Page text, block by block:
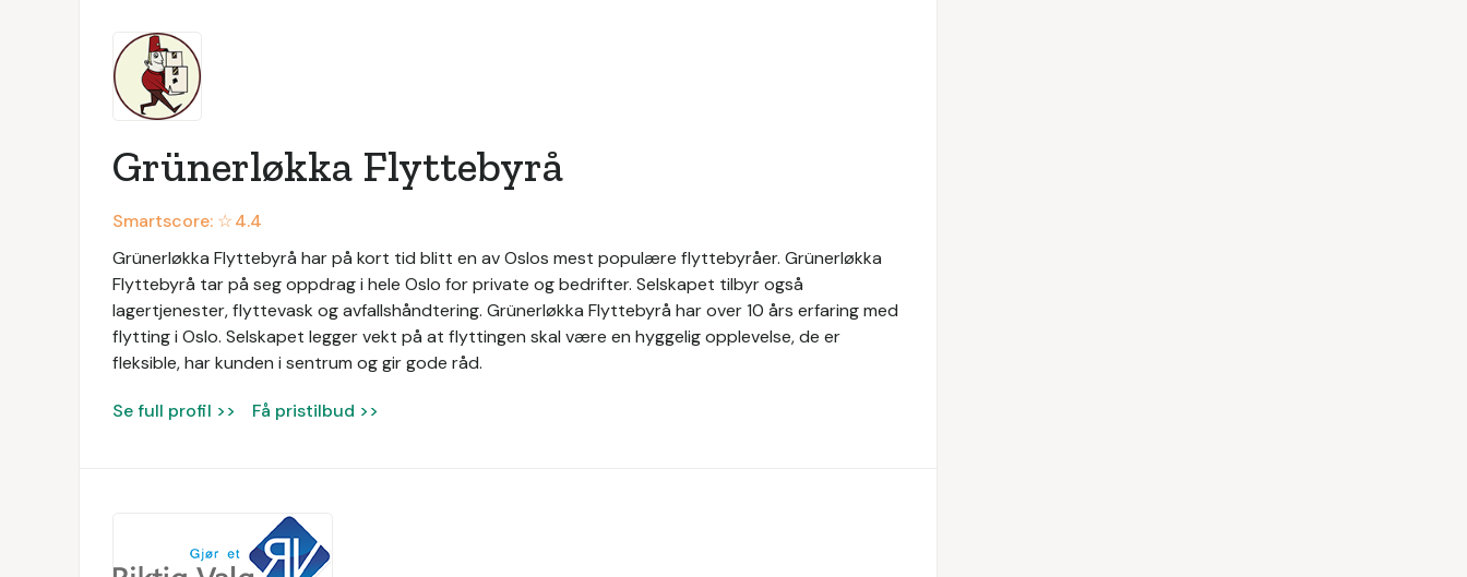
Grünerløkka Flyttebyrå
Smartscore: ☆4.4
Grünerløkka Flyttebyrå har på kort tid blitt en av Oslos mest populære flyttebyråer. Grünerløkka
Flyttebyrå tar på seg oppdrag i hele Oslo for private og bedrifter. Selskapet tilbyr også
lagertjenester, flyttevask og avfallshåndtering. Grünerløkka Flyttebyrå har over 10 års erfaring med
flytting i Oslo. Selskapet legger vekt på at flyttingen skal være en hyggelig opplevelse, de er
fleksible, har kunden i sentrum og gir gode råd.
Se full profil >> Få pristilbud >>